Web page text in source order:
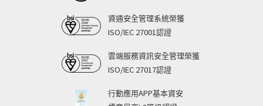
資通安全管理系統榮獲
ISO/IEC 27001認證
雲端服務資訊安全管理榮獲
ISO/IEC 27017認證
行動應用APP基本資安